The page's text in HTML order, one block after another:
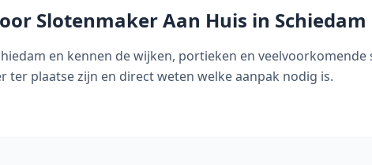
Slotenmaker Aan Huis in Schiedam
en kennen de wijken, portieken en
ter plaatse zijn en direct weten welke aanpak nodig is.